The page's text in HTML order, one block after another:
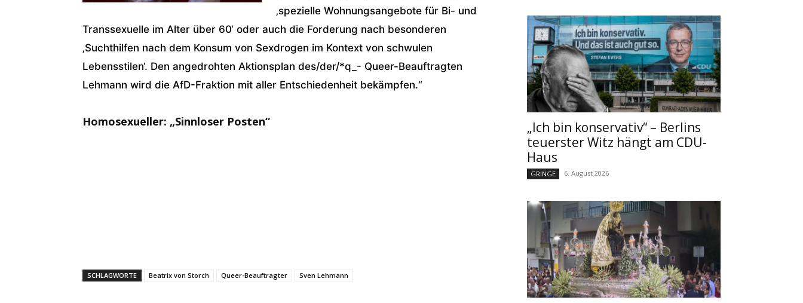
‚spezielle Wohnungsangebote für Bi- und
Transsexuelle im Alter über 60‘ oder auch die Forderung nach besonderen
‚Suchthilfen nach dem Konsum von Sexdrogen im Kontext von schwulen
Lebensstilen‘. Den angedrohten Aktionsplan des/der/*q_- Queer-Beauftragten
Lehmann wird die AfD-Fraktion mit aller Entschiedenheit bekämpfen.“
Homosexueller: „Sinnloser Posten“
SCHLAGWORTE Beatrix von Storch Queer-Beauftragter Sven Lehmann
„Ich bin konservativ“ – Berlins
teuerster Witz hängt am CDU-
Haus
GRINGE 6. August 2026